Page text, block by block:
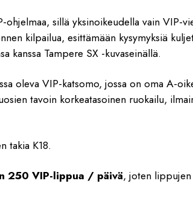
ohjelmaa, sillä yksinoikeudella vain VIP-
kilpailua, esittämään kysymyksiä
kanssa Tampere SX -kuvaseinällä.
oleva VIP-katsomo, jossa on oma A-
tavoin korkeatasoinen ruokailu,
takia K18.
250 VIP-lippua / päivä, joten